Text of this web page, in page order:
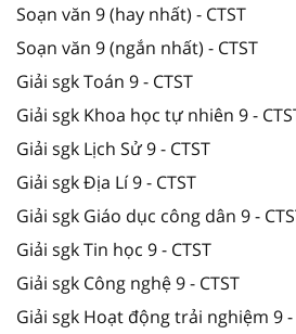
Soạn văn 9 (hay nhất) - CTST
Soạn văn 9 (ngắn nhất) - CTST
Giải sgk Toán 9 - CTST
Giải sgk Khoa học tự nhiên 9 -
Giải sgk Lịch Sử 9 - CTST
Giải sgk Địa Lí 9 - CTST
Giải sgk Giáo dục công dân 9 -
Giải sgk Tin học 9 - CTST
Giải sgk Công nghệ 9 - CTST
Giải sgk Hoạt động trải nghiệm 9 -